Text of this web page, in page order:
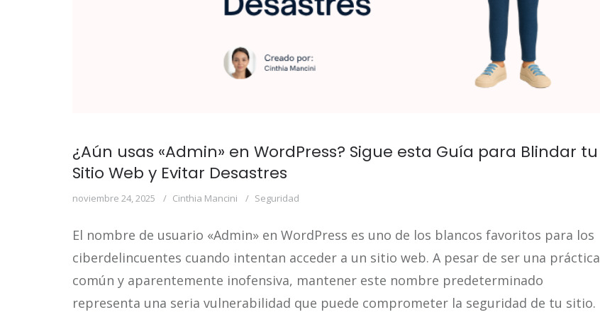
¿Aún usas «Admin» en WordPress? Sigue esta Guía para Blindar tu
Sitio Web y Evitar Desastres
noviembre 24, 2025 Cinthia Mancini Seguridad
El nombre de usuario «Admin» en WordPress es uno de los blancos favoritos para los
ciberdelincuentes cuando intentan acceder a un sitio web. A pesar de ser una práctica
común y aparentemente inofensiva, mantener este nombre predeterminado
representa una seria vulnerabilidad que puede comprometer la seguridad de tu sitio.